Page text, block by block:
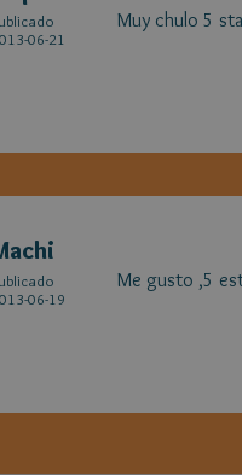
06-21
Muy chulo 5
06-19
Me gusto ,5